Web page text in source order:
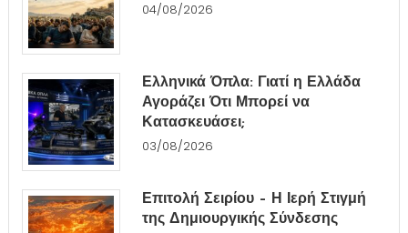
04/08/2026
Ελληνικά Όπλα: Γιατί η Ελλάδα
Αγοράζει Ότι Μπορεί να
Κατασκευάσει;
03/08/2026
Επιτολή Σειρίου – Η Ιερή Στιγμή
της Δημιουργικής Σύνδεσης